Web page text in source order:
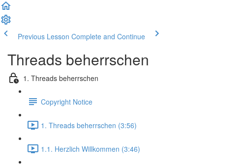
Previous Lesson Complete and Continue
Threads beherrschen
1. Threads beherrschen
Copyright Notice
1. Threads beherrschen (3:56)
1.1. Herzlich Willkommen (3:46)